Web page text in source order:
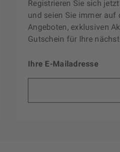
Registrieren Sie sich
und seien Sie immer auf
Angeboten, exklusiven
Gutschein für Ihre
Ihre E-Mailadresse